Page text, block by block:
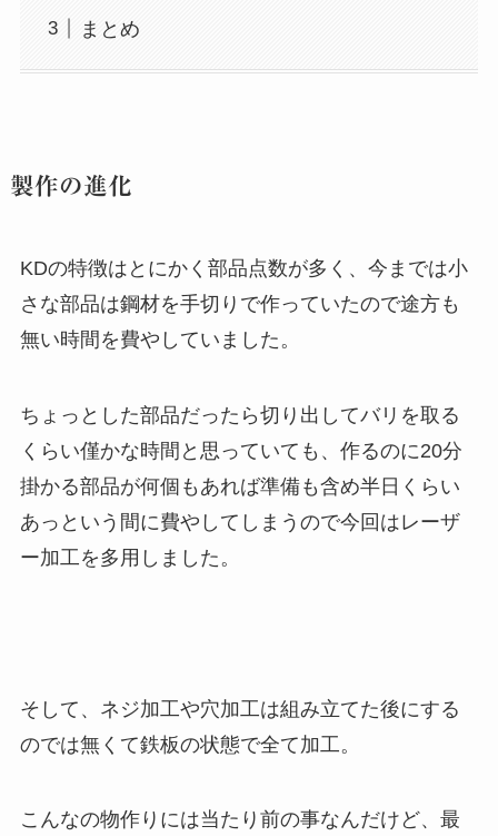
まとめ
製作の進化
KDの特徴はとにかく部品点数が多く、今までは小
さな部品は鋼材を手切りで作っていたので途方も
無い時間を費やしていました。
ちょっとした部品だったら切り出してバリを取る
くらい僅かな時間と思っていても、作るのに20分
掛かる部品が何個もあれば準備も含め半日くらい
あっという間に費やしてしまうので今回はレーザ
ー加工を多用しました。
そして、ネジ加工や穴加工は組み立てた後にする
のでは無くて鉄板の状態で全て加工。
こんなの物作りには当たり前の事なんだけど、最